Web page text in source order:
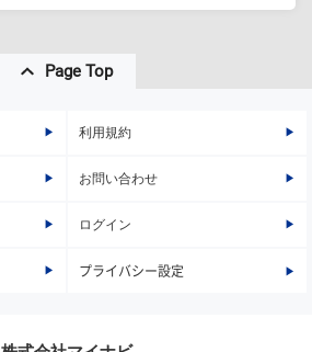
Page Top
利用規約
お問い合わせ
ログイン
プライバシー設定